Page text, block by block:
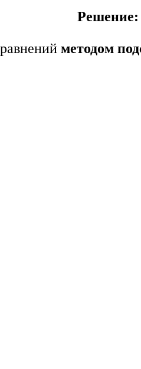
Решение:
методом